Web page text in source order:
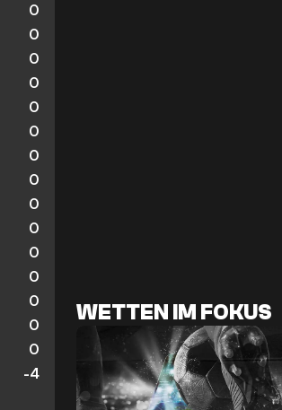
0
0
0
0
0
0
0
0
0
0
0
0
0
0
0
-4
WETTEN IM FOKUS